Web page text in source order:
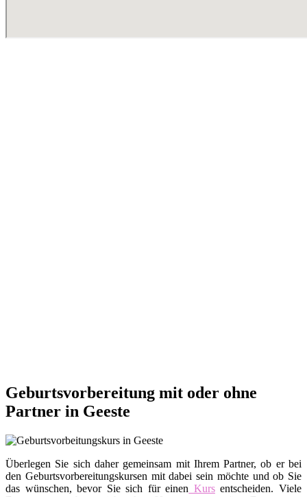
Geburtsvorbereitung mit oder ohne
Partner in Geeste
Überlegen Sie sich daher gemeinsam mit Ihrem Partner, ob er bei
den Geburtsvorbereitungskursen mit dabei sein möchte und ob Sie
das wünschen, bevor Sie sich für einen Kursentscheiden. Viele